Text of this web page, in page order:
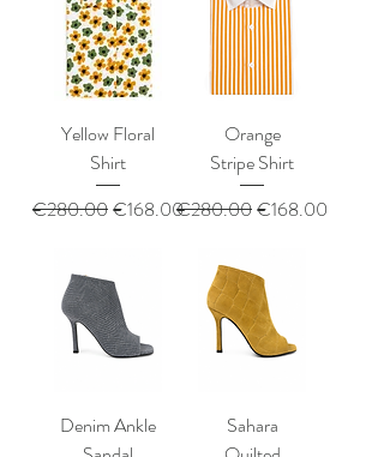
Yellow Floral
Shirt
通常価格
€280.00セール価格
€168.00
Orange
Stripe Shirt
通常価格
€280.00セール価格
€168.00
Denim Ankle
Sahara